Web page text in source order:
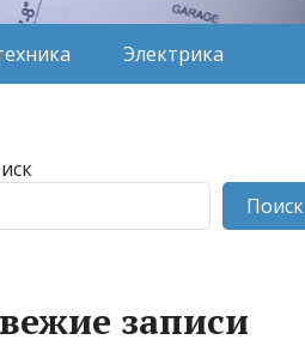
Электрика
Поиск
записи